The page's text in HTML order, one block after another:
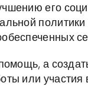
его
а
или участия